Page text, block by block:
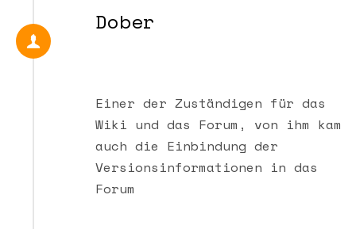
Dober
Einer der Zuständigen für das
Wiki und das Forum, von ihm kam
auch die Einbindung der
Versionsinformationen in das
Forum